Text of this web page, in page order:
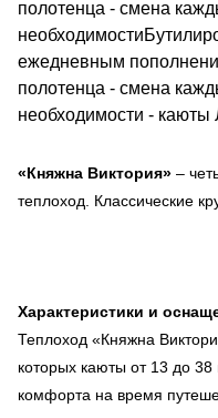
«Княжна Виктория» –
теплоход. Классические
Характеристики и
Теплоход «Княжна
которых каюты от 13 до 38
комфорта на время
полотенца - смена
ежедневным
полотенца - смена
необходимости -